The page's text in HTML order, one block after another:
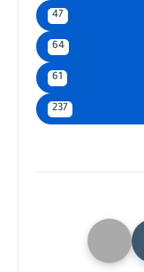
47
64
61
237